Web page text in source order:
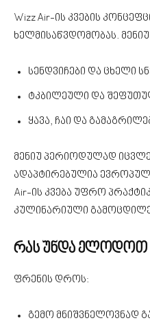
Wizz Air-ის კვების
ხელმისაწვდომობას.
სენდვიჩები და ცხელი
ტკბილეული და
ყავა, ჩაი და
მენიუ პერიოდულად
ადაპტირებულია
Air-ის კვება უფრო
კულინარიული
რას უნდა ელოდოთ
ფრენის დროს:
გემო მნიშვნელოვნად